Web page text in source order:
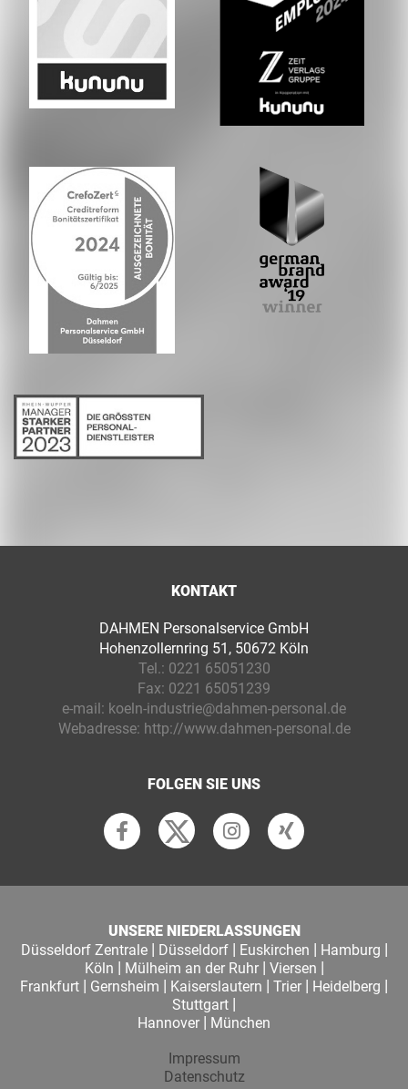
KONTAKT
DAHMEN Personalservice GmbH
Hohenzollernring 51, 50672 Köln
Tel.: 0221 65051230
Fax: 0221 65051239
e-mail: koeln-industrie@dahmen-personal.de
Webadresse: http://www.dahmen-personal.de
FOLGEN SIE UNS
UNSERE NIEDERLASSUNGEN
Düsseldorf Zentrale| Düsseldorf| Euskirchen | Hamburg |
Köln | Mülheim an der Ruhr| Viersen |
Frankfurt | Gernsheim | Kaiserslautern | Trier | Heidelberg |
Stuttgart |
Hannover | München
Impressum
Datenschutz